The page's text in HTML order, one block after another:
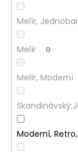
Melír,
Melír 0
Melír, Moderní
Moderní,